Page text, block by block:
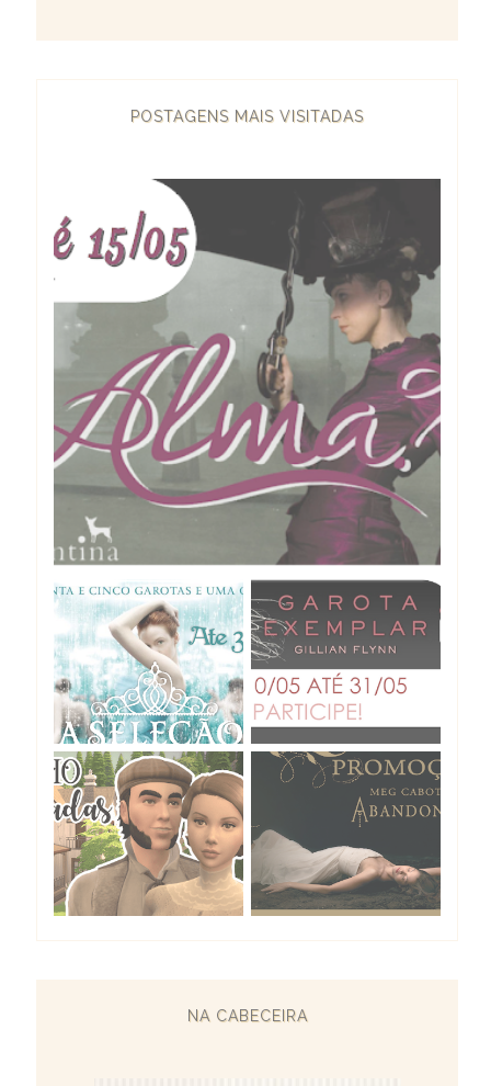
POSTAGENS MAIS VISITADAS
NA CABECEIRA